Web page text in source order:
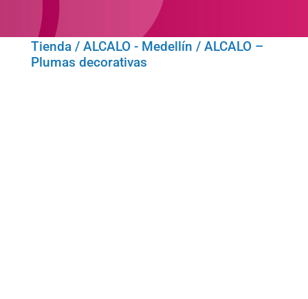
Tienda/ ALCALO - Medellín / ALCALO –
Plumas decorativas